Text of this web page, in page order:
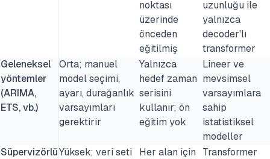
noktası
üzerinde
önceden
eğitilmiş
uzunluğu ile
yalnızca
decoder'lı
transformer
Geleneksel
yöntemler
(ARIMA,
ETS, vb.)
Orta; manuel
model seçimi,
ayarı, durağanlık
varsayımları
gerektirir
Yalnızca
hedef zaman
serisini
kullanır; ön
eğitim yok
Lineer ve
mevsimsel
varsayımlara
sahip
istatistiksel
modeller
SüpervizörlüYüksek; veri seti
Her alan için
Transformer